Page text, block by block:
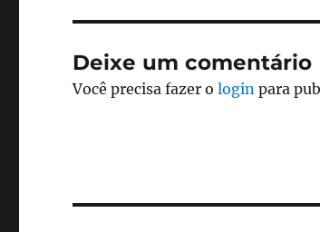
Deixe um comentário
Você precisa fazer ologin para